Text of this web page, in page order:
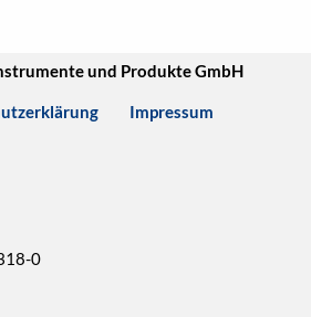
und Produkte GmbH
Impressum
0